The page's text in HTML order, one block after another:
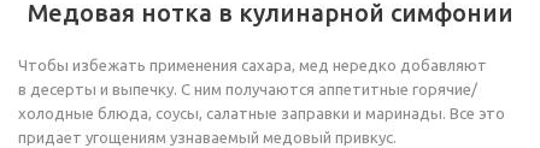
Медовая нотка в кулинарной симфонии
Чтобы избежать применения сахара, мед нередко добавляют
в десерты и выпечку. С ним получаются аппетитные горячие/
холодные блюда, соусы, салатные заправки и маринады. Все это
придает угощениям узнаваемый медовый привкус.